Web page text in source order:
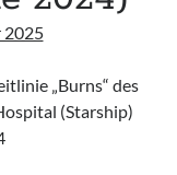
2025
„Burns“ des
(Starship)